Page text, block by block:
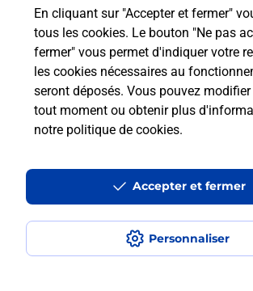
En cliquant sur "Accepter et fermer"
tous les cookies. Le bouton "Ne pas
fermer" vous permet d'indiquer votre
les cookies nécessaires au
seront déposés. Vous pouvez
tout moment ou obtenir plus
notre politique de cookies.
Personnaliser
Accepter et fermer
Localiser Liste
Liste - téléassistance
Aisne - téléassistance
Neuilly St Front -
Accessibilité : partiellement conforme
Conditions contractuelles
Mentions légales